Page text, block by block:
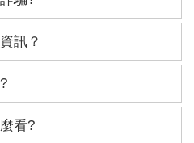
訊？
看?